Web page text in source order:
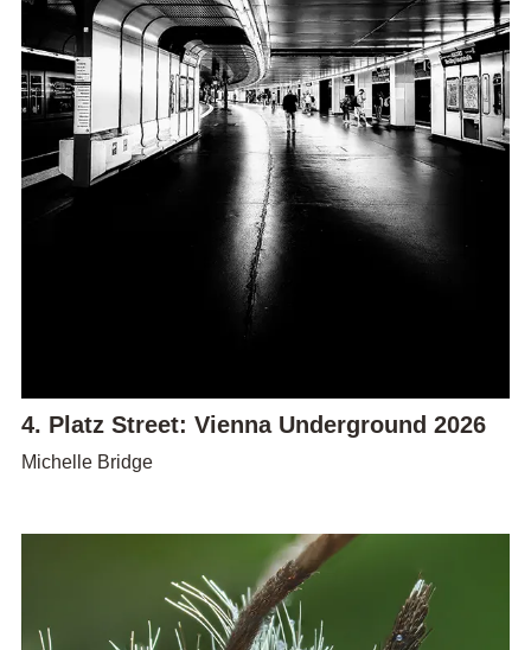
4. Platz Street: Vienna Underground 2026
Michelle Bridge